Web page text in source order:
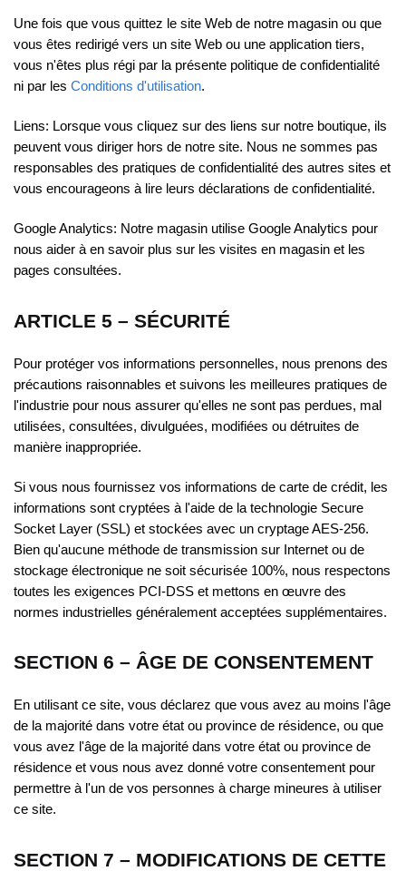
Une fois que vous quittez le site Web de notre magasin ou que
vous êtes redirigé vers un site Web ou une application tiers,
vous n'êtes plus régi par la présente politique de confidentialité
ni par les Conditions d'utilisation.
Liens: Lorsque vous cliquez sur des liens sur notre boutique, ils
peuvent vous diriger hors de notre site. Nous ne sommes pas
responsables des pratiques de confidentialité des autres sites et
vous encourageons à lire leurs déclarations de confidentialité.
Google Analytics: Notre magasin utilise Google Analytics pour
nous aider à en savoir plus sur les visites en magasin et les
pages consultées.
ARTICLE 5 – SÉCURITÉ
Pour protéger vos informations personnelles, nous prenons des
précautions raisonnables et suivons les meilleures pratiques de
l'industrie pour nous assurer qu'elles ne sont pas perdues, mal
utilisées, consultées, divulguées, modifiées ou détruites de
manière inappropriée.
Si vous nous fournissez vos informations de carte de crédit, les
informations sont cryptées à l'aide de la technologie Secure
Socket Layer (SSL) et stockées avec un cryptage AES-256.
Bien qu'aucune méthode de transmission sur Internet ou de
stockage électronique ne soit sécurisée 100%, nous respectons
toutes les exigences PCI-DSS et mettons en œuvre des
normes industrielles généralement acceptées supplémentaires.
SECTION 6 – ÂGE DE CONSENTEMENT
En utilisant ce site, vous déclarez que vous avez au moins l'âge
de la majorité dans votre état ou province de résidence, ou que
vous avez l'âge de la majorité dans votre état ou province de
résidence et vous nous avez donné votre consentement pour
permettre à l'un de vos personnes à charge mineures à utiliser
ce site.
SECTION 7 – MODIFICATIONS DE CETTE